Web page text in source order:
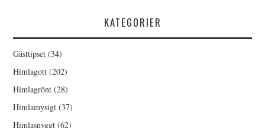
KATEGORIER
Gästtipset (34)
Himlagott (202)
Himlagrönt (28)
Himlamysigt (37)
Himlasnyggt (62)